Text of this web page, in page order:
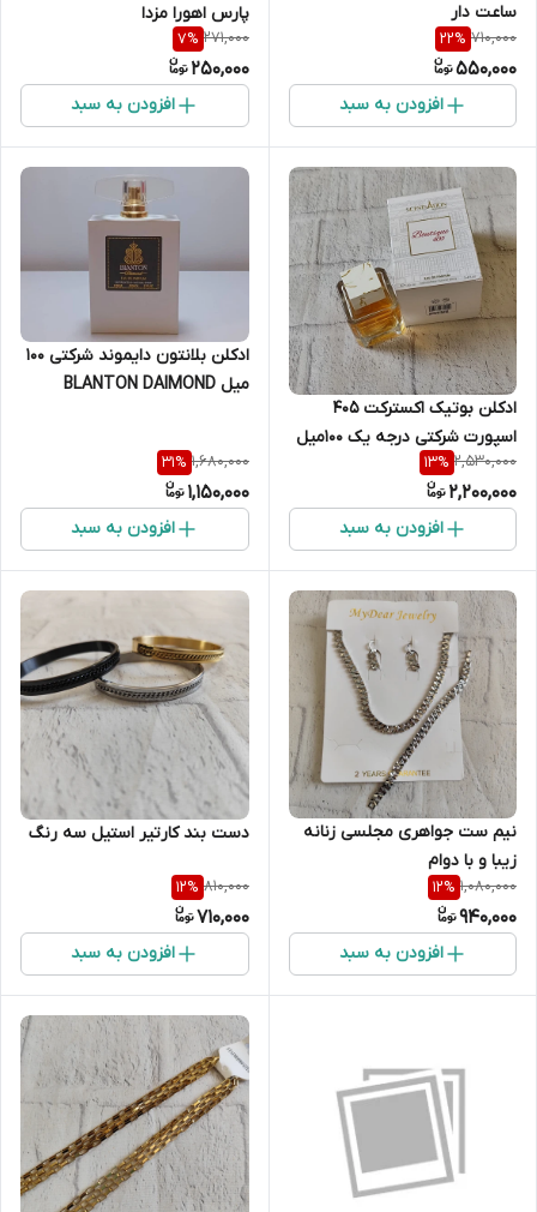
ساعت دار
710,000
22%
550,000
افزودن به سبد
پارس اهورا مزدا
271,000
7%
250,000
افزودن به سبد
ادکلن بوتیک اکسترکت 405
اسپورت شرکتی درجه یک 100میل
PARFUM
2,530,000
13%
2,200,000
افزودن به سبد
ادکلن بلانتون دایموند شرکتی 100
میل BLANTON DAIMOND
1,680,000
31%
1,150,000
افزودن به سبد
نیم ست جواهری مجلسی زنانه
زیبا و با دوام
1,080,000
12%
940,000
افزودن به سبد
دست بند کارتیر استیل سه رنگ
810,000
12%
710,000
افزودن به سبد